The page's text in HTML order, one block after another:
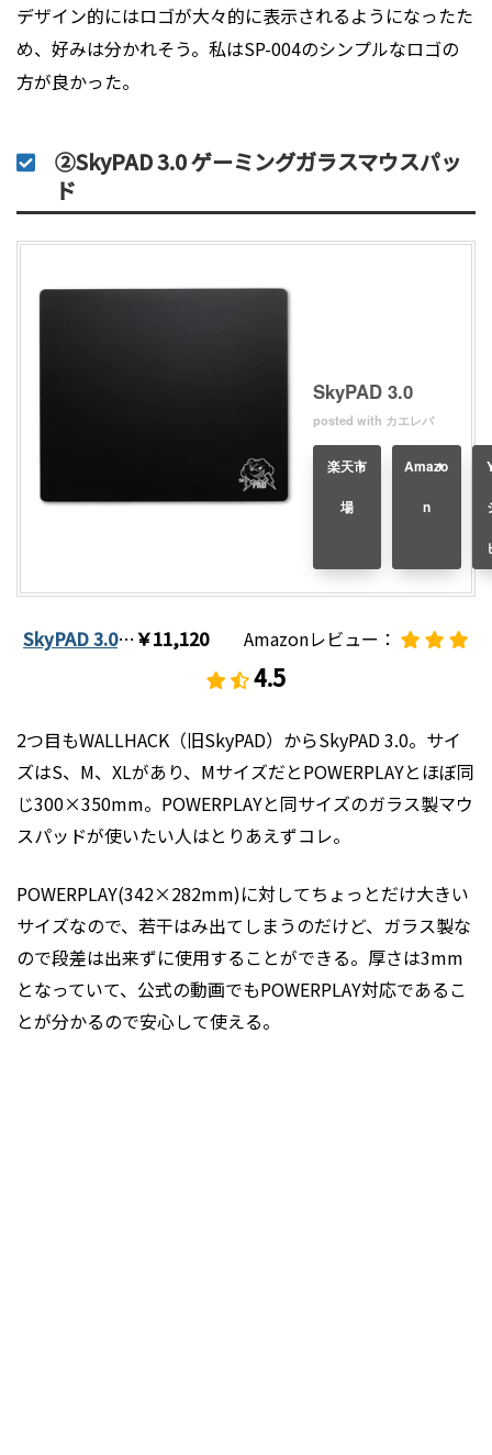
デザイン的にはロゴが大々的に表示されるようになったた
め、好みは分かれそう。私はSP-004のシンプルなロゴの
方が良かった。
②SkyPAD 3.0 ゲーミングガラスマウスパッ
ド
SkyPAD 3.0
posted with カエレバ
楽天市
場
Amazo
n
SkyPAD 3.0…￥11,120Amazonレビュー：
4.5
2つ目もWALLHACK（旧SkyPAD）からSkyPAD 3.0。サイ
ズはS、M、XLがあり、MサイズだとPOWERPLAYとほぼ同
じ300×350mm。POWERPLAYと同サイズのガラス製マウ
スパッドが使いたい人はとりあえずコレ。
POWERPLAY(342×282mm)に対してちょっとだけ大きい
サイズなので、若干はみ出てしまうのだけど、ガラス製な
ので段差は出来ずに使用することができる。厚さは3mm
となっていて、公式の動画でもPOWERPLAY対応であるこ
とが分かるので安心して使える。